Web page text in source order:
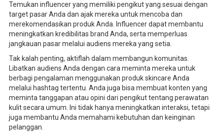
Temukan influencer yang memiliki pengikut yang sesuai dengan
target pasar Anda dan ajak mereka untuk mencoba dan
merekomendasikan produk Anda. Influencer dapat membantu
meningkatkan kredibilitas brand Anda, serta memperluas
jangkauan pasar melalui audiens mereka yang setia.
Tak kalah penting, aktiflah dalam membangun komunitas.
Libatkan audiens Anda dengan cara meminta mereka untuk
berbagi pengalaman menggunakan produk skincare Anda
melalui hashtag tertentu. Anda juga bisa membuat konten yang
meminta tanggapan atau opini dari pengikut tentang perawatan
kulit secara umum. Ini tidak hanya meningkatkan interaksi, tetapi
juga membantu Anda memahami kebutuhan dan keinginan
pelanggan.